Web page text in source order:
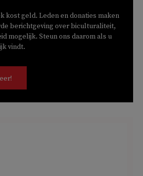
kost geld. Leden en donaties maken
berichtgeving over biculturaliteit,
mogelijk. Steun ons daarom als u
vindt.